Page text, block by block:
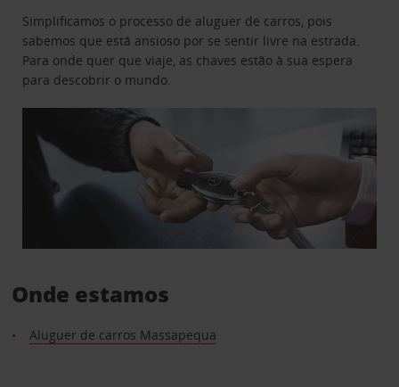
Simplificamos o processo de aluguer de carros, pois
sabemos que está ansioso por se sentir livre na estrada.
Para onde quer que viaje, as chaves estão à sua espera
para descobrir o mundo.
Onde estamos
Aluguer de carros Massapequa